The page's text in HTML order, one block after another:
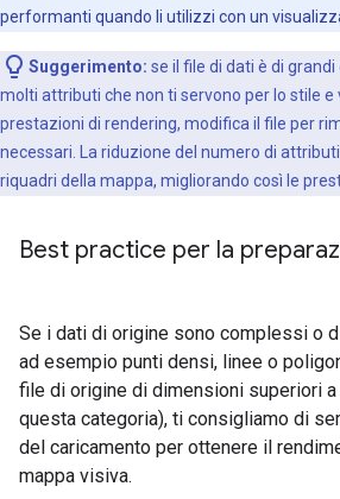
performanti quando li utilizzi con un
Suggerimento: se il file di dati è di
molti attributi che non ti servono per lo stile
prestazioni di rendering, modifica il file per
necessari. La riduzione del numero di
riquadri della mappa, migliorando così le
Best practice per la
Se i dati di origine sono complessi o
ad esempio punti densi, linee o
file di origine di dimensioni superiori
questa categoria), ti consigliamo di
del caricamento per ottenere il
mappa visiva.